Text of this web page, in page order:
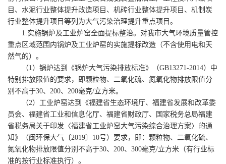
目、水泥行业整体提升改造项目、机砖行业整体提升项目、机制炭
行业整体提升项目等列为大气污染治理提升重点项目。
1.实施锅炉及工业炉窑全面提标整治。对我市大气环境质量管控
重点区域范围内锅炉及工业炉窑的实施提标改造（不含使用电和天
然气的）。
（1）锅炉达到《锅炉大气污染排放标准》（GB13271-2014）中
特别排放限值的要求，即颗粒物、二氧化硫、氮氧化物排放限值分
别不高于30、200、200毫克/立方米。
（2）工业炉窑达到《福建省生态环境厅、福建省发展和改革委
员会、福建省工业和信息化厅、福建省财政厅、国家税务总局福建
省税务局关于印发〈福建省工业炉窑大气污染综合治理方案〉的通
知》（闽环保大气〔2019〕10号）要求，即：颗粒物、二氧化硫、
氮氧化物排放限值分别不高于30、200、300毫克/立方米（有行业标
准的按行业标准执行）。